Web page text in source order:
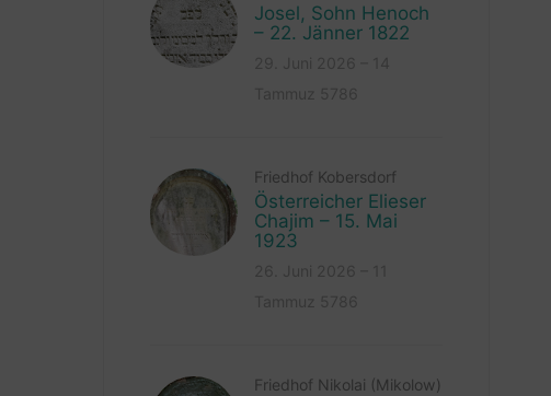
Josel, Sohn Henoch
– 22. Jänner 1822
Friedhof Kobersdorf
Österreicher Elieser
Chajim – 15. Mai
1923
Friedhof Nikolai (Mikolow)